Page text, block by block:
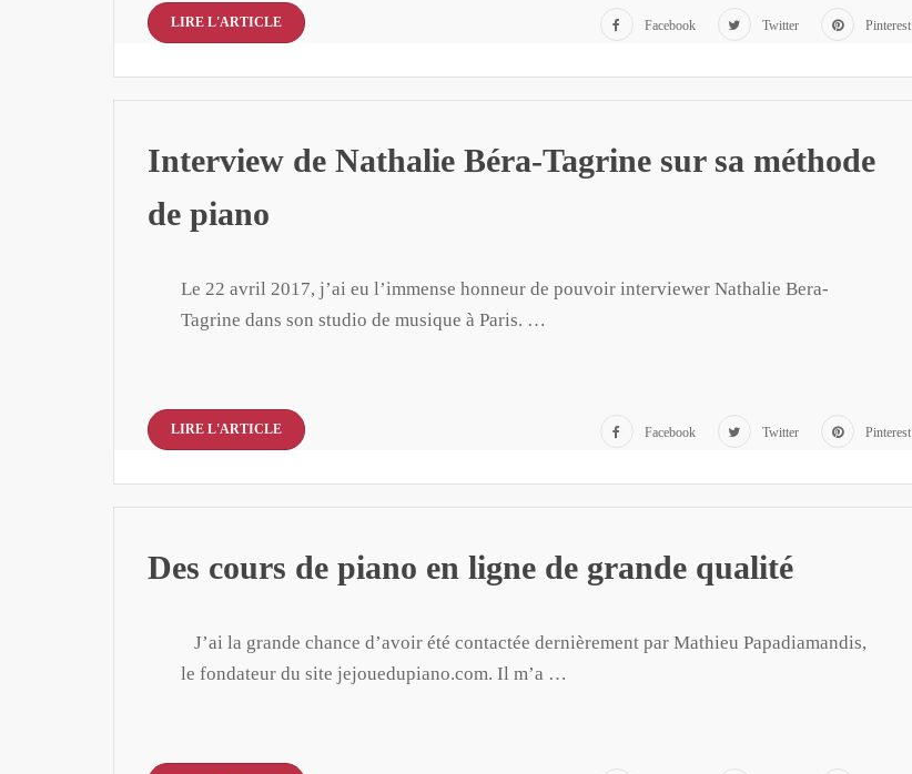
LIRE L'ARTICLE Facebook Twitter Pinterest
Interview de Nathalie Béra-Tagrine sur sa méthode
de piano
Le 22 avril 2017, j’ai eu l’immense honneur de pouvoir interviewer Nathalie Bera-
Tagrine dans son studio de musique à Paris. …
LIRE L'ARTICLE Facebook Twitter Pinterest
Des cours de piano en ligne de grande qualité
​ J’ai la grande chance d’avoir été contactée dernièrement par Mathieu Papadiamandis,
le fondateur du site jejouedupiano.com. Il m’a …